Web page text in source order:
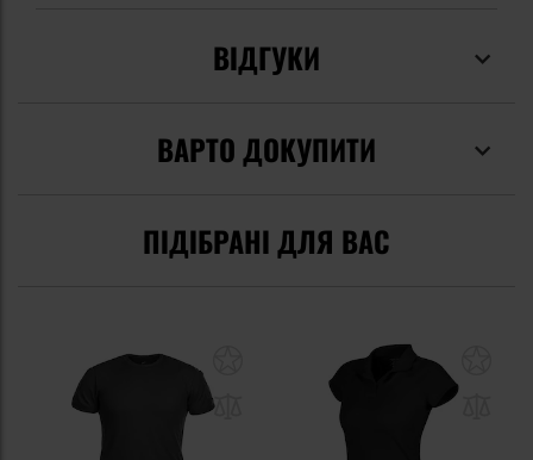
ВІДГУКИ
ВАРТО ДОКУПИТИ
ПІДІБРАНІ ДЛЯ ВАС